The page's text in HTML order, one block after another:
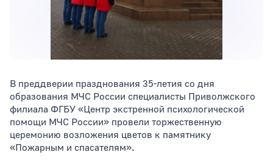
В преддверии празднования 35-летия со дня
образования МЧС России специалисты Приволжского
филиала ФГБУ «Центр экстренной психологической
помощи МЧС России» провели торжественную
церемонию возложения цветов к памятнику
«Пожарным и спасателям».